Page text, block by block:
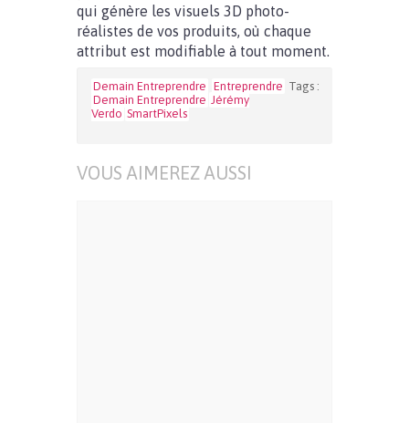
qui génère les visuels 3D photo-
réalistes de vos produits, où chaque
attribut est modifiable à tout moment.
Demain Entreprendre Entreprendre Tags :
Demain Entreprendre Jérémy
Verdo SmartPixels
VOUS AIMEREZ AUSSI